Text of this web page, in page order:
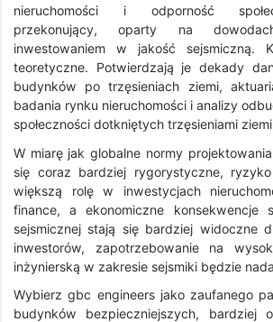
nieruchomości i odporność
przekonujący, oparty na
inwestowaniem w jakość sejsmiczną.
teoretyczne. Potwierdzają je dekady
budynków po trzęsieniach ziemi,
badania rynku nieruchomości i analizy
społeczności dotkniętych trzęsieniami
W miarę jak globalne normy
się coraz bardziej rygorystyczne,
większą rolę w inwestycjach
finance, a ekonomiczne konsekwencje
sejsmicznej stają się bardziej widoczne
inwestorów, zapotrzebowanie na
inżynierską w zakresie sejsmiki będzie
Wybierz gbc engineers jako zaufanego
budynków bezpieczniejszych, bardziej